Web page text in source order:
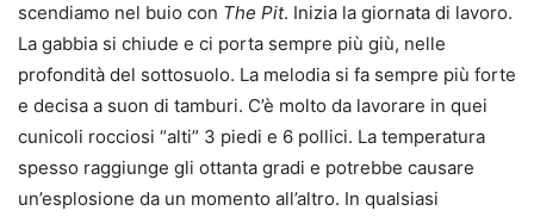
scendiamo nel buio con The Pit. Inizia la giornata di lavoro.
La gabbia si chiude e ci porta sempre più giù, nelle
profondità del sottosuolo. La melodia si fa sempre più forte
e decisa a suon di tamburi. C’è molto da lavorare in quei
cunicoli rocciosi “alti” 3 piedi e 6 pollici. La temperatura
spesso raggiunge gli ottanta gradi e potrebbe causare
un’esplosione da un momento all’altro. In qualsiasi